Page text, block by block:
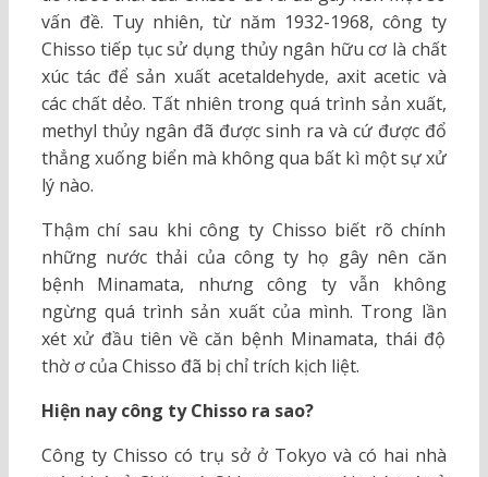
vấn đề. Tuy nhiên, từ năm 1932-1968, công ty
Chisso tiếp tục sử dụng thủy ngân hữu cơ là chất
xúc tác để sản xuất acetaldehyde, axit acetic và
các chất dẻo. Tất nhiên trong quá trình sản xuất,
methyl thủy ngân đã được sinh ra và cứ được đổ
thẳng xuống biển mà không qua bất kì một sự xử
lý nào.
Thậm chí sau khi công ty Chisso biết rõ chính
những nước thải của công ty họ gây nên căn
bệnh Minamata, nhưng công ty vẫn không
ngừng quá trình sản xuất của mình. Trong lần
xét xử đầu tiên về căn bệnh Minamata, thái độ
thờ ơ của Chisso đã bị chỉ trích kịch liệt.
Hiện nay công ty Chisso ra sao?
Công ty Chisso có trụ sở ở Tokyo và có hai nhà